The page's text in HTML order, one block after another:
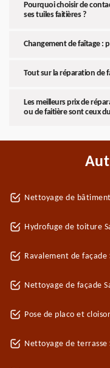
Pourquoi choisir de
ses tuiles faitières ?
Changement de faîtage :
Tout sur la réparation de
Les meilleurs prix de
ou de faitière sont ceux
Nettoyage de
Hydrofuge de toiture
Ravalement de façade
Nettoyage de façade
Pose de placo et
Nettoyage de terrasse